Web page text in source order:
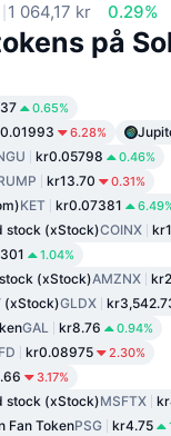
1 064,17 kr 0.29%
på
0.65%
6.28%
kr0.05798 0.46%
kr13.70 0.31%
KET kr0.07381
stock (xStock)COINX
1.04%
(xStock)AMZNX
(xStock)GLDX
GAL kr8.76 0.94%
kr0.08975 2.30%
3.17%
stock (xStock)MSFTX
Fan TokenPSG kr4.75